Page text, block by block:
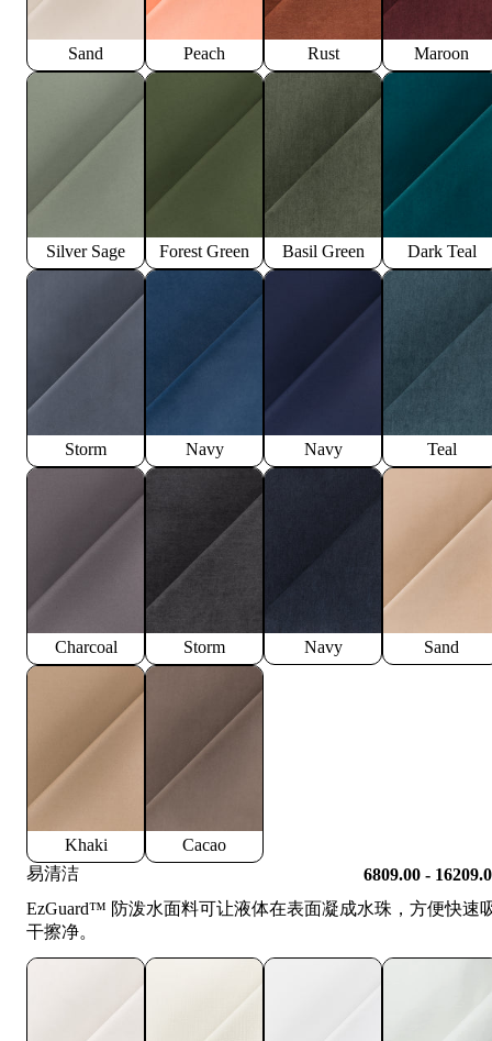
Sand Peach Rust Maroon
Silver Sage Forest Green Basil Green Dark Teal
Storm Navy Navy Teal
Charcoal Storm Navy Sand
Khaki
Cacao
易清洁
6809.00 -
EzGuard™️ 防泼水面料可让液体在表面凝成水珠，方便快速
干擦净。